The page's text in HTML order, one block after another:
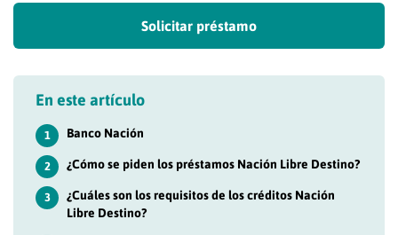
Solicitar préstamo
En este artículo
1 Banco Nación
2 ¿Cómo se piden los préstamos Nación Libre Destino?
3
¿Cuáles son los requisitos de los créditos Nación
Libre Destino?